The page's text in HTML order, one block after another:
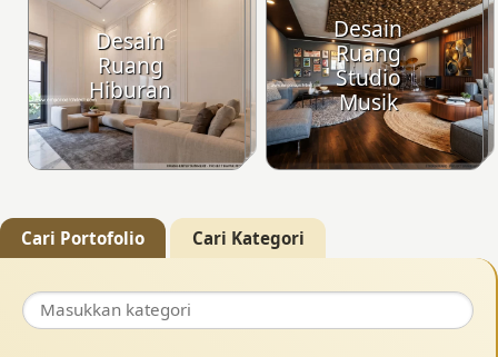
Desain
Ruang
Hiburan
Desain
Ruang
Studio
Musik
Cari Portofolio Cari Kategori